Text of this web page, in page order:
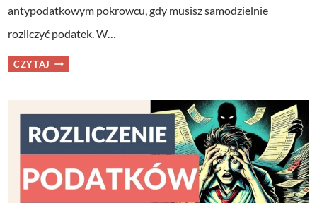
antypodatkowym pokrowcu, gdy musisz samodzielnie
rozliczyć podatek. W…
CZYTAJ ZWROT
Z
PODATEK?